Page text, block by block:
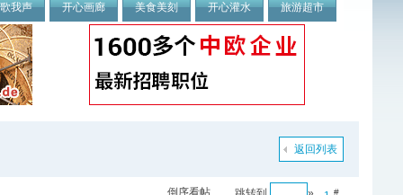
我声 开心画廊 美食美刻 开心灌水 旅游超市
返回列表
#
倒序看帖